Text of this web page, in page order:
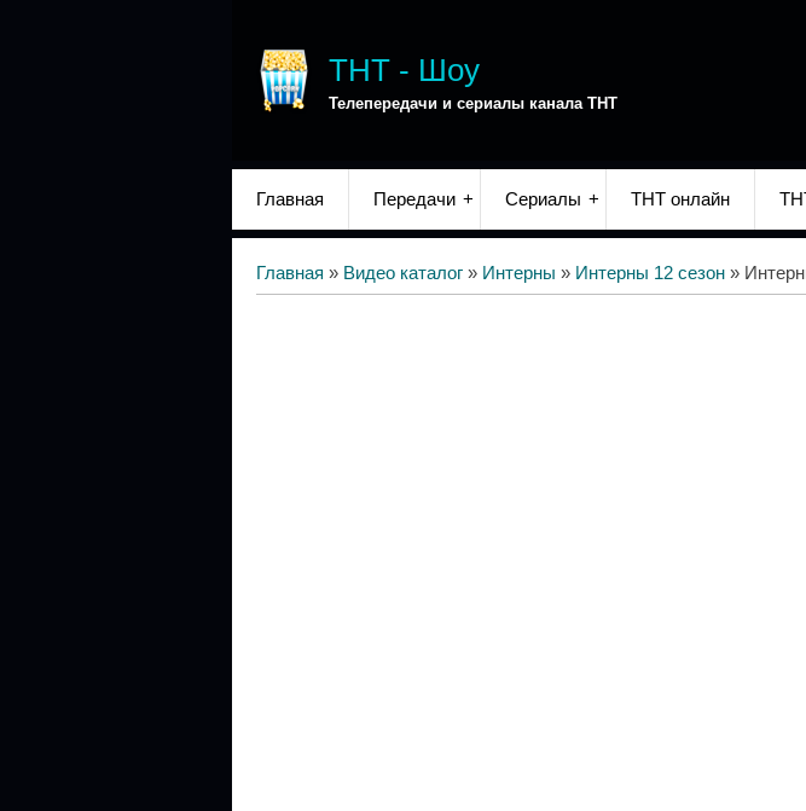
ТНТ - Шоу
Телепередачи и сериалы канала ТНТ
Главная Передачи Сериалы ТНТ онлайн
Главная » Видео каталог » Интерны » Интерны 12 сезон »